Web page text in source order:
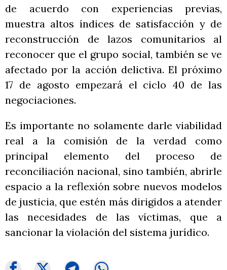
de acuerdo con experiencias previas,
muestra altos índices de satisfacción y de
reconstrucción de lazos comunitarios al
reconocer que el grupo social, también se ve
afectado por la acción delictiva. El próximo
17 de agosto empezará el ciclo 40 de las
negociaciones.
Es importante no solamente darle viabilidad
real a la comisión de la verdad como
principal elemento del proceso de
reconciliación nacional, sino también, abrirle
espacio a la reflexión sobre nuevos modelos
de justicia, que estén más dirigidos a atender
las necesidades de las víctimas, que a
sancionar la violación del sistema jurídico.